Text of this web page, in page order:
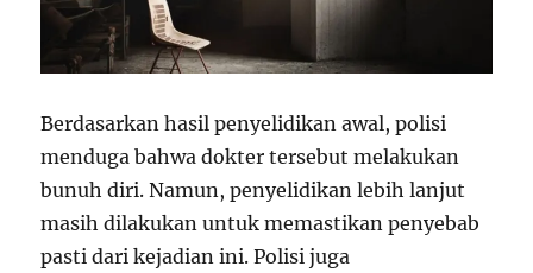
Berdasarkan hasil penyelidikan awal, polisi
menduga bahwa dokter tersebut melakukan
bunuh diri. Namun, penyelidikan lebih lanjut
masih dilakukan untuk memastikan penyebab
pasti dari kejadian ini. Polisi juga